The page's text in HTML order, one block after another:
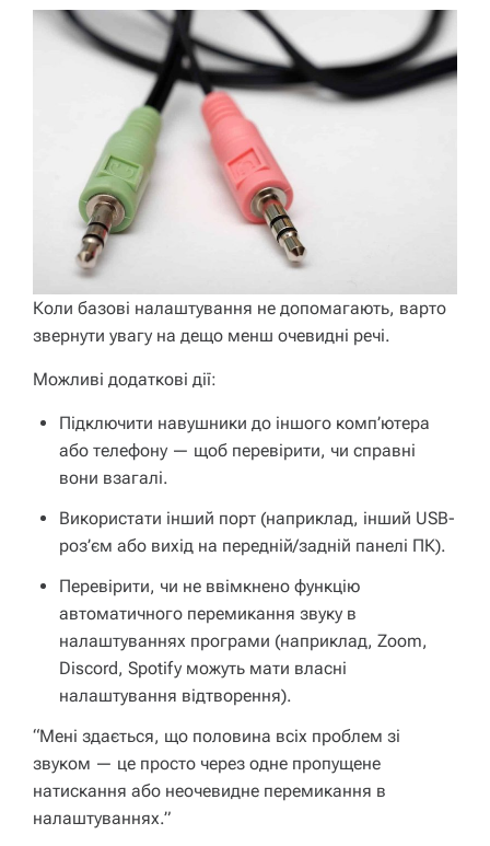
Коли базові налаштування не допомагають, варто
звернути увагу на дещо менш очевидні речі.
Можливі додаткові дії:
Підключити навушники до іншого комп’ютера
або телефону — щоб перевірити, чи справні
вони взагалі.
Використати інший порт (наприклад, інший USB-
роз’єм або вихід на передній/задній панелі ПК).
Перевірити, чи не ввімкнено функцію
автоматичного перемикання звуку в
налаштуваннях програми (наприклад, Zoom,
Discord, Spotify можуть мати власні
налаштування відтворення).
“Мені здається, що половина всіх проблем зі
звуком — це просто через одне пропущене
натискання або неочевидне перемикання в
налаштуваннях.”